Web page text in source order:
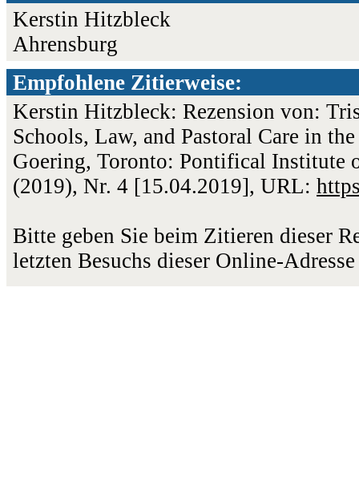
Kerstin Hitzbleck
Ahrensburg
Empfohlene Zitierweise:
Kerstin Hitzbleck: Rezension von:
Schools, Law, and Pastoral Care in
Goering, Toronto: Pontifical Institute
(2019), Nr. 4 [15.04.2019], URL:
Bitte geben Sie beim Zitieren dieser
letzten Besuchs dieser Online-Adresse